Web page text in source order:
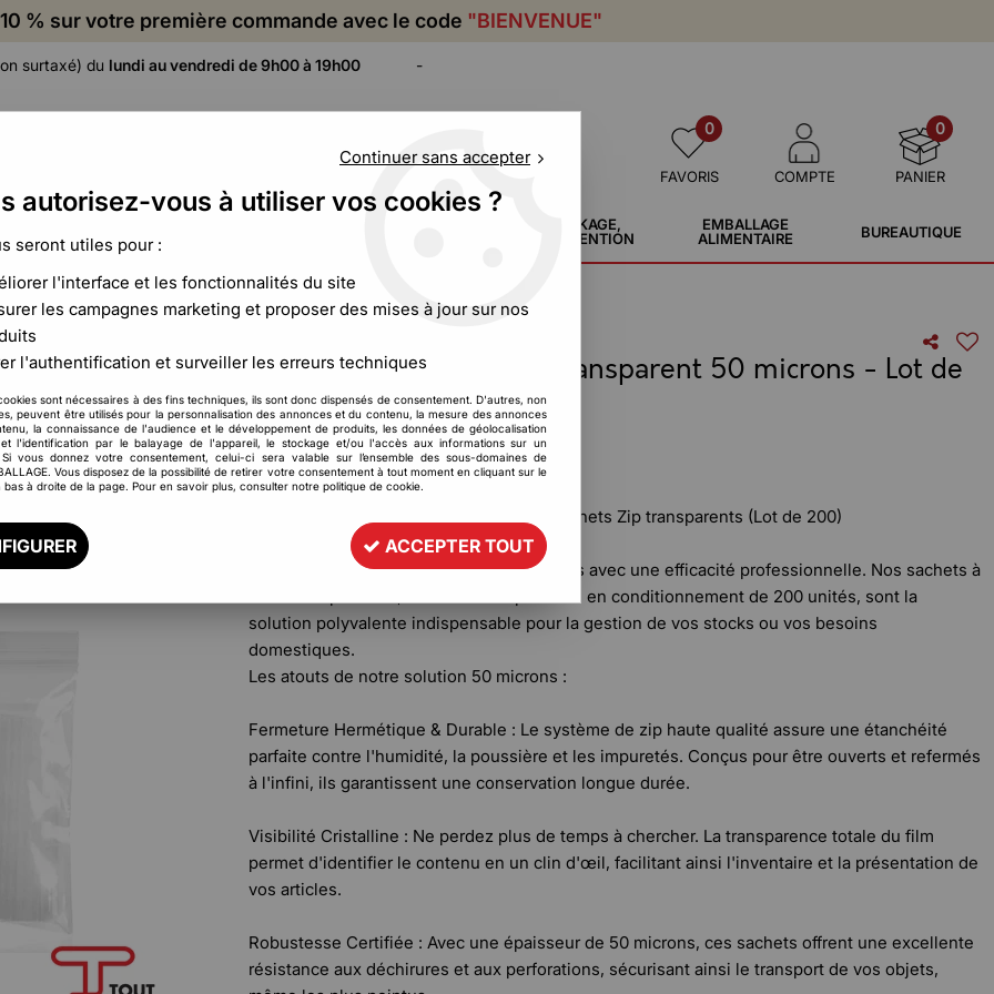
% sur votre première commande avec le code "BIENVENUE"
surtaxé) du lundi au vendredi de 9h00 à 19h00 -
0
FAVORIS COMPTE
0
PANIER
PROTECTION
ADHÉSIF,
STOCKAGE,
MANUTENTION
EMBALLAGE
ALIMENTAIRE
BUREAUTIQUE
fermeture ZIP transparent 50 microns - Lot de 200 unités
Sachet à fermeture ZIP transparent 50 microns - Lot de
200 unités
À partir de 1,31 €HT
Réf. :CCB00473
Optimisez votre organisation avec nos sachets Zip transparents (Lot de 200)
Valorisez, protégez et stockez vos produits avec une efficacité professionnelle. Nos sachets à
fermeture pression, désormais disponibles en conditionnement de 200 unités, sont la
solution polyvalente indispensable pour la gestion de vos stocks ou vos besoins
domestiques.
Les atouts de notre solution 50 microns :
Fermeture Hermétique & Durable : Le système de zip haute qualité assure une étanchéité
parfaite contre l'humidité, la poussière et les impuretés. Conçus pour être ouverts et refermés
à l'infini, ils garantissent une conservation longue durée.
Visibilité Cristalline : Ne perdez plus de temps à chercher. La transparence totale du film
permet d'identifier le contenu en un clin d'œil, facilitant ainsi l'inventaire et la présentation de
vos articles.
Robustesse Certifiée : Avec une épaisseur de 50 microns, ces sachets offrent une excellente
résistance aux déchirures et aux perforations, sécurisant ainsi le transport de vos objets,
Continuer sans accepter
autorisez-vous à utiliser vos cookies ?
seront utiles pour :
l'interface et les fonctionnalités du site
les campagnes marketing et proposer des mises à jour sur nos
l'authentification et surveiller les erreurs techniques
sont nécessaires à des fins techniques, ils sont donc dispensés de consentement. D'autres, non
peuvent être utilisés pour la personnalisation des annonces et du contenu, la mesure des annonces
la connaissance de l'audience et le développement de produits, les données de géolocalisation
l'identification par le balayage de l'appareil, le stockage et/ou l'accès aux informations sur un
vous donnez votre consentement, celui-ci sera valable sur l’ensemble des sous-domaines de
Vous disposez de la possibilité de retirer votre consentement à tout moment en cliquant sur le
bas à droite de la page. Pour en savoir plus, consulter notre politique de cookie.
ACCEPTER TOUT